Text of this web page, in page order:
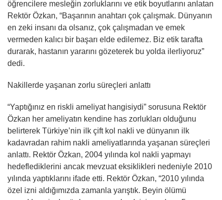
öğrencilere mesleğin zorluklarını ve etik boyutlarını anlatan
Rektör Özkan, “Başarının anahtarı çok çalışmak. Dünyanın
en zeki insanı da olsanız, çok çalışmadan ve emek
vermeden kalıcı bir başarı elde edilemez. Biz etik tarafta
durarak, hastanın yararını gözeterek bu yolda ilerliyoruz”
dedi.
Nakillerde yaşanan zorlu süreçleri anlattı
“Yaptığınız en riskli ameliyat hangisiydi” sorusuna Rektör
Özkan her ameliyatın kendine has zorlukları olduğunu
belirterek Türkiye’nin ilk çift kol nakli ve dünyanın ilk
kadavradan rahim nakli ameliyatlarında yaşanan süreçleri
anlattı. Rektör Özkan, 2004 yılında kol nakli yapmayı
hedeflediklerini ancak mevzuat eksiklikleri nedeniyle 2010
yılında yaptıklarını ifade etti. Rektör Özkan, “2010 yılında
özel izni aldığımızda zamanla yarıştık. Beyin ölümü